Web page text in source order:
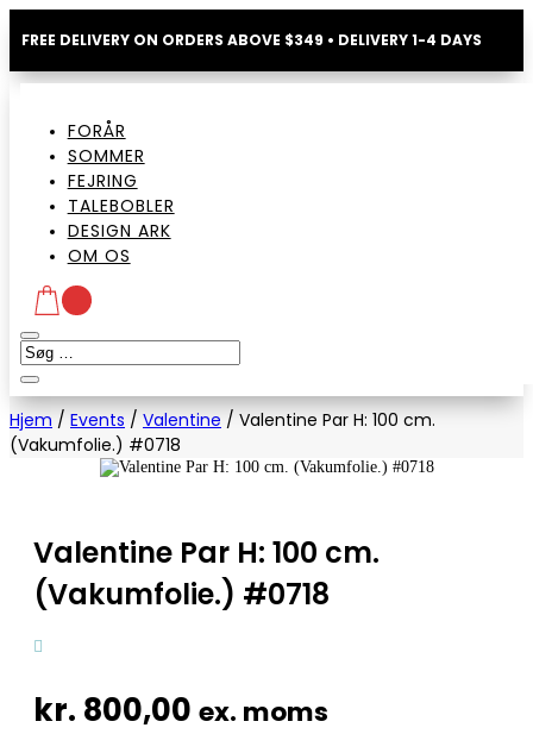
FREE DELIVERY ON ORDERS ABOVE $349 • DELIVERY 1-4 DAYS
FORÅR
SOMMER
FEJRING
TALEBOBLER
DESIGN ARK
OM OS
Hjem / Events / Valentine / Valentine Par H: 100 cm.
(Vakumfolie.) #0718
Valentine Par H: 100 cm.
(Vakumfolie.) #0718
kr. 800,00 ex. moms